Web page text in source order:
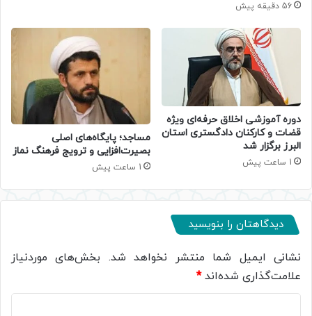
56 دقیقه پیش
دوره آموزشی اخلاق حرفه‌ای ویژه
قضات و کارکنان دادگستری استان
البرز برگزار شد
1 ساعت پیش
​مساجد؛ پایگاه‌های اصلی
بصیرت‌افزایی و ترویج فرهنگ نماز
1 ساعت پیش
دیدگاهتان را بنویسید
نشانی ایمیل شما منتشر نخواهد شد. بخش‌های موردنیاز
علامت‌گذاری شده‌اند*